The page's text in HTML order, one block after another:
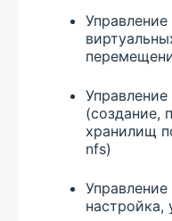
(создание,
хранилищ
nfs)
настройка,